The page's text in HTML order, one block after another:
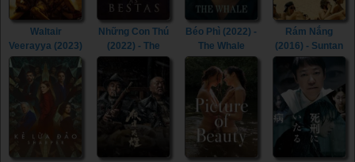
Waltair
Veerayya (2023)
Veerayya (2023)
Những Con Thú
(2022) - The
Béo Phì (2022) -
The Whale
Rám Nắng
(2016) - Suntan
(2016)